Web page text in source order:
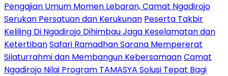
Pengajian Umum Momen Lebaran, Camat Ngadirojo
Serukan Persatuan dan Kerukunan Peserta Takbir
Keliling Di Ngadirojo Dihimbau Jaga Keselamatan dan
KetertibanSafari Ramadhan Sarana Mempererat
Silaturrahmi dan Membangun KebersamaanCamat
Ngadirojo Nilai Program TAMASYA Solusi Tepat Bagi